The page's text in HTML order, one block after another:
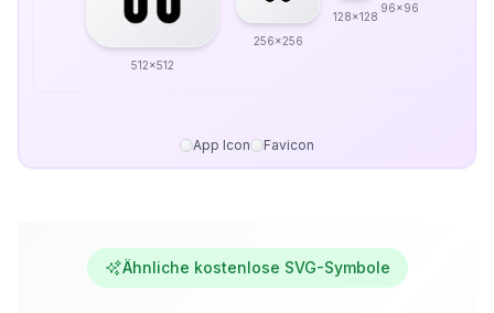
512x512
256x256
128x128
96x96
App Icon Favicon
Ähnliche kostenlose SVG-Symbole